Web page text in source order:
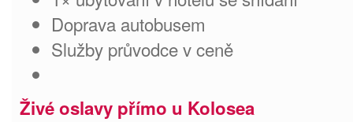
Doprava autobusem
Služby průvodce v ceně
Živé oslavy přímo u Kolosea